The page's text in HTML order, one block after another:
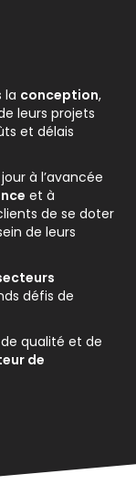
la conception,
leurs projets
et délais
à l’avancée
et à
de se doter
de leurs
défis de
qualité et de
de